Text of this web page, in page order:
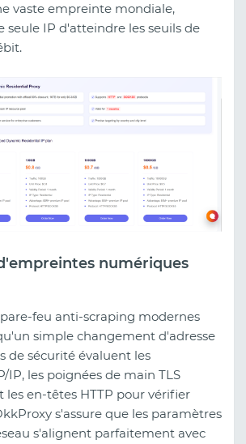
vaste empreinte mondiale,
seule IP d'atteindre les seuils de
numériques
feu anti-scraping modernes
simple changement d'adresse
de sécurité évaluent les
IP, les poignées de main TLS
les en-têtes HTTP pour vérifier
s'assure que les paramètres
s'alignent parfaitement avec